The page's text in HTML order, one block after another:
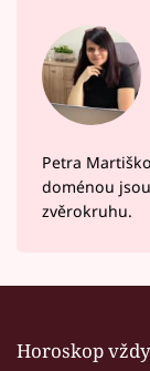
Petra
doménou
zvěrokruhu.
Horoskop